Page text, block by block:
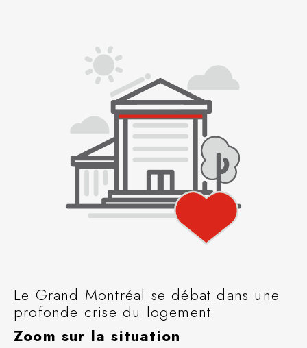
Le Grand Montréal se débat dans une
profonde crise du logement
Zoom sur la situation